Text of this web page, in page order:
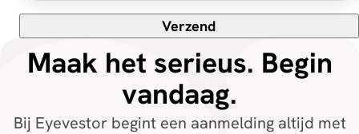
Verzend
Maak het serieus. Begin
vandaag.
Bij Eyevestor begint een aanmelding altijd met